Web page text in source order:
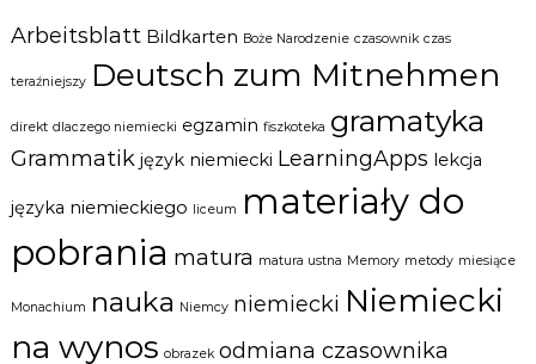
Arbeitsblatt Bildkarten Boże Narodzenie czasownik czas
teraźniejszy Deutsch zum Mitnehmen
direkt dlaczego niemiecki egzamin fiszkoteka gramatyka
Grammatik język niemiecki LearningApps lekcja
języka niemieckiego liceum
materiały do
pobrania matura matura ustna Memory metody miesiące
Monachium nauka Niemcy niemiecki Niemiecki
na wynos obrazek odmiana czasownika